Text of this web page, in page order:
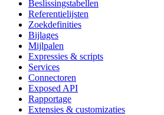
Beslissingstabellen
Referentielijsten
Zoekdefinities
Bijlages
Mijlpalen
Expressies & scripts
Services
Connectoren
Exposed API
Rapportage
Extensies & customizaties